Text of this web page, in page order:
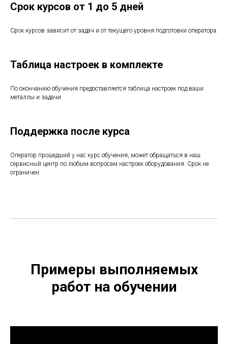
Срок курсов от 1 до 5 дней
Срок курсов зависит от задач и от текущего уровня подготовки оператора.
Таблица настроек в комплекте
По окончанию обучения предоставляется таблица настроек под ваши
металлы и задачи.
Поддержка после курса
Оператор прошедший у нас курс обучения, может обращаться в наш
сервисный центр по любым вопросам настроек оборудования. Срок не
ограничен.
Примеры выполняемых
работ на обучении